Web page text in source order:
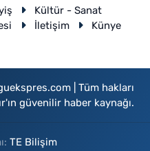
Kültür - Sanat
İletişim Künye
| Tüm hakları
güvenilir haber kaynağı.
TE Bilişim